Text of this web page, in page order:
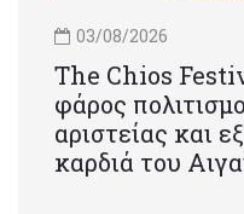
03/08/2026
Τhe Chios
φάρος
αριστείας και
καρδιά του